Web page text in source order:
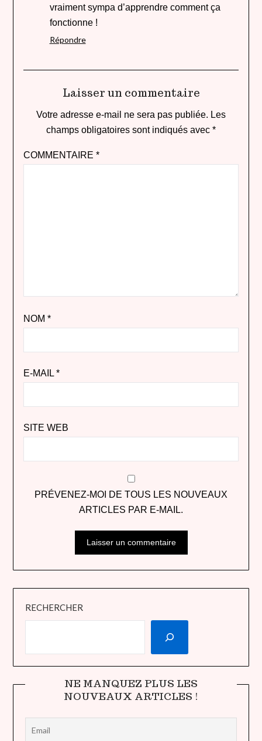
vraiment sympa d’apprendre comment ça
fonctionne !
Répondre
Laisser un commentaire
Votre adresse e-mail ne sera pas publiée. Les
champs obligatoires sont indiqués avec *
COMMENTAIRE *
NOM *
E-MAIL *
SITE WEB
PRÉVENEZ-MOI DE TOUS LES NOUVEAUX
ARTICLES PAR E-MAIL.
RECHERCHER
NE MANQUEZ PLUS LES
NOUVEAUX ARTICLES !